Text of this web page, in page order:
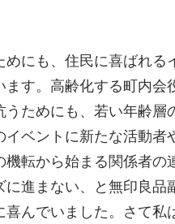
にも、住民に喜ばれ
す。高齢化する町内
ためにも、若い年齢
ベントに新たな活動
転から始まる関係者の
進まない、と無印良品
んでいました。さて私